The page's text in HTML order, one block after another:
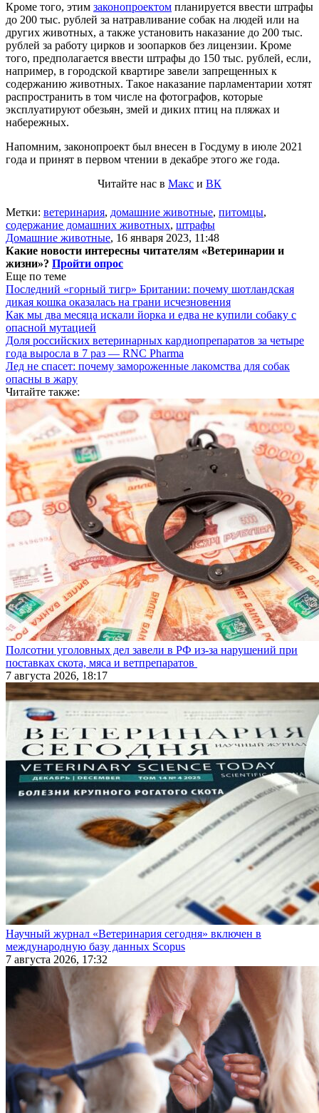
Кроме того, этим законопроектом планируется ввести штрафы
до 200 тыс. рублей за натравливание собак на людей или на
других животных, а также установить наказание до 200 тыс.
рублей за работу цирков и зоопарков без лицензии. Кроме
того, предполагается ввести штрафы до 150 тыс. рублей, если,
например, в городской квартире завели запрещенных к
содержанию животных. Такое наказание парламентарии хотят
распространить в том числе на фотографов, которые
эксплуатируют обезьян, змей и диких птиц на пляжах и
набережных.
Напомним, законопроект был внесен в Госдуму в июле 2021
года и принят в первом чтении в декабре этого же года.
Читайте нас в Макс и ВК
Метки: ветеринария, домашние животные, питомцы,
содержание домашних животных, штрафы
Домашние животные, 16 января 2023, 11:48
Какие новости интересны читателям «Ветеринарии и
жизни»? Пройти опрос
Еще по теме
Последний «горный тигр» Британии: почему шотландская
дикая кошка оказалась на грани исчезновения
Как мы два месяца искали йорка и едва не купили собаку с
опасной мутацией
Доля российских ветеринарных кардиопрепаратов за четыре
года выросла в 7 раз — RNC Pharma
Лед не спасет: почему замороженные лакомства для собак
опасны в жару
Читайте также:
Полсотни уголовных дел завели в РФ из-за нарушений при
поставках скота, мяса и ветпрепаратов
7 августа 2026, 18:17
Научный журнал «Ветеринария сегодня» включен в
международную базу данных Scopus
7 августа 2026, 17:32